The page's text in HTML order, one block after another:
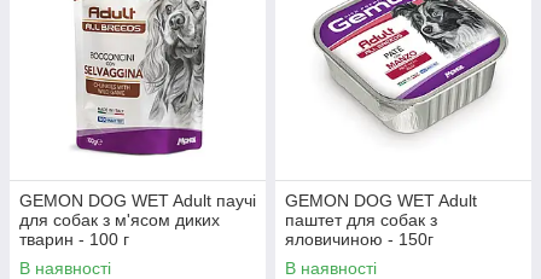
GEMON DOG WET Adult паучі
для собак з м'ясом диких
тварин - 100 г
В наявності
GEMON DOG WET Adult
паштет для собак з
яловичиною - 150г
В наявності